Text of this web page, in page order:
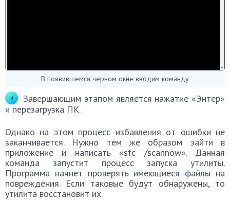
В появившемся черном окне вводим команду
Завершающим этапом является нажатие «Энтер»
и перезагрузка ПК.
Однако на этом процесс избавления от ошибки не
заканчивается. Нужно тем же образом зайти в
приложение и написать «sfc /scannow». Данная
команда запустит процесс запуска утилиты.
Программа начнет проверять имеющиеся файлы на
повреждения. Если таковые будут обнаружены, то
утилита восстановит их.